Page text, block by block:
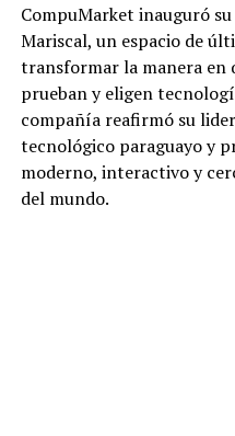
CompuMarket inauguró
Mariscal, un espacio de
transformar la manera en
prueban y eligen
compañía reafirmó su
tecnológico paraguayo y
moderno, interactivo y
del mundo.